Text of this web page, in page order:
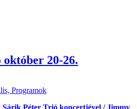
20-26.
Programok
Péter Trió koncertjével / Jimmy